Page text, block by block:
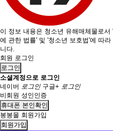
이 정보 내용은 청소년 유해매체물로
에 관한 법률' 및 '청소년 보호법'에 따
니다.
회원 로그인
로그인
소셜계정으로 로그인
네이버 로그인 구글+ 로그인
비회원 성인인증
휴대폰 본인확인
봉봉몰 회원가입
회원가입